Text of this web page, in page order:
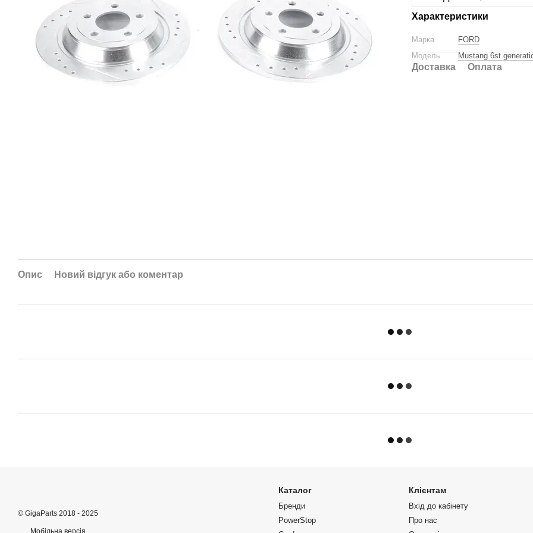
Характеристики
Марка
FORD
Модель
Mustang 6st
Доставка Оплата
Опис Новий відгук або коментар
© GigaParts 2018 - 2025
Мобільна версія
Каталог
Бренди
PowerStop
Клієнтам
Вхід до кабінету
Про нас